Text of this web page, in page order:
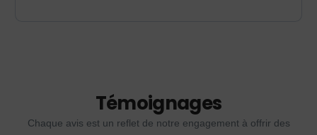
Témoignages
Chaque avis est un reflet de notre engagement à offrir des